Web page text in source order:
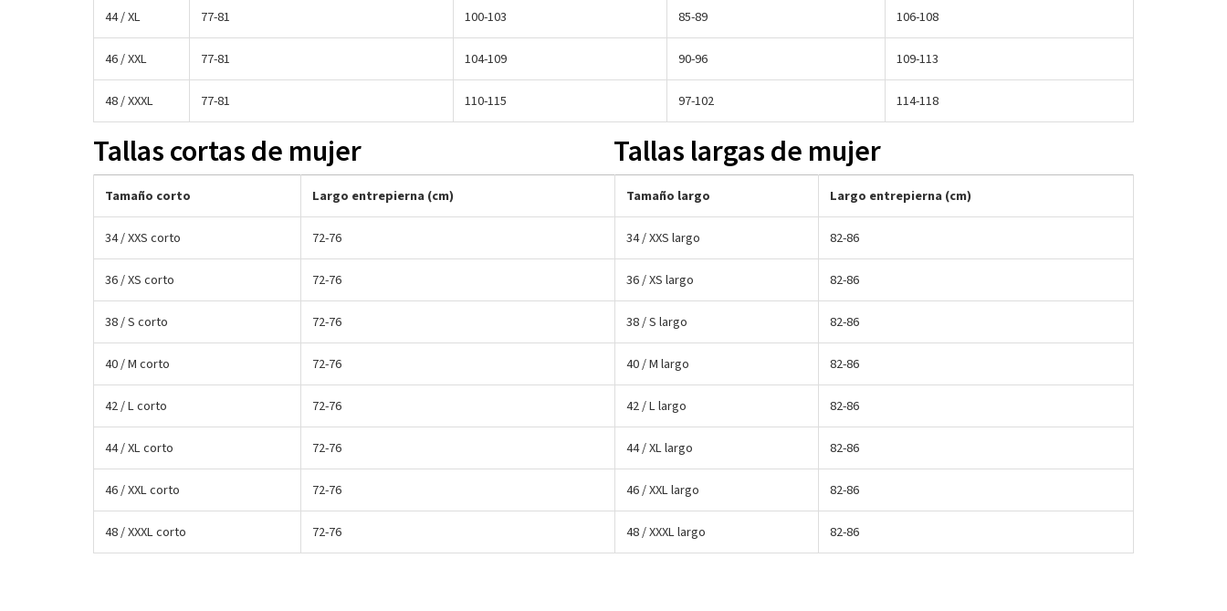
44 / XL 77-81 100-103 85-89 106-108
46 / XXL 77-81 104-109 90-96 109-113
48 / XXXL 77-81 110-115 97-102 114-118
Tallas cortas de mujer Tallas largas de mujer
Tamaño corto Largo entrepierna (cm) Tamaño largo Largo entrepierna (cm)
34 / XXS corto 72-76 34 / XXS largo 82-86
36 / XS corto 72-76 36 / XS largo 82-86
38 / S corto 72-76 38 / S largo 82-86
40 / M corto 72-76 40 / M largo 82-86
42 / L corto 72-76 42 / L largo 82-86
44 / XL corto 72-76 44 / XL largo 82-86
46 / XXL corto 72-76 46 / XXL largo 82-86
48 / XXXL corto 72-76 48 / XXXL largo 82-86